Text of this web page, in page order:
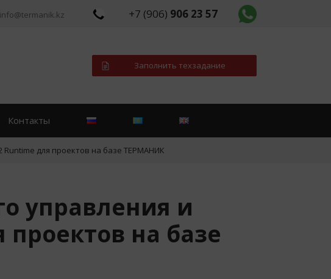
info@termanik.kz +7 (906) 906 23 57
Заполнить техзадание
Контакты
Runtime для проектов на базе ТЕРМАНИК
управления и
проектов на базе